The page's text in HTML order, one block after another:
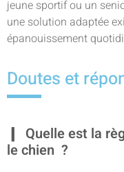
jeune sportif ou un
une solution adaptée
épanouissement
Doutes et
Quelle est la
le chien ?